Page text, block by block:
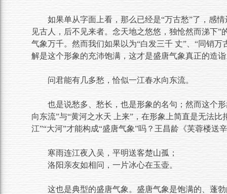
如果单从字面上看，那么已经是“万古愁”了，感
见古人，后不见来者。念天地之悠悠，独怆然而涕下
气象万千。然而我们如果以为“白发三千 丈”、“同销
解是这个形象的充沛饱满，这才是盛唐气象真正的造
问君能有几多愁，恰似一江春水向东流。
也是说愁多、愁长，也是形象的名句；然而这个
向东流”与“黄河之水天 上来”，在形象上简直是无法
江”“大河”才能构成“盛唐气象”吗？王昌龄《芙蓉楼送
寒雨连江夜入吴，平明送客楚山孤；
洛阳亲友如相问，一片冰心在玉壶。
这也是典型的盛唐气象。盛唐气象是饱满的、蓬